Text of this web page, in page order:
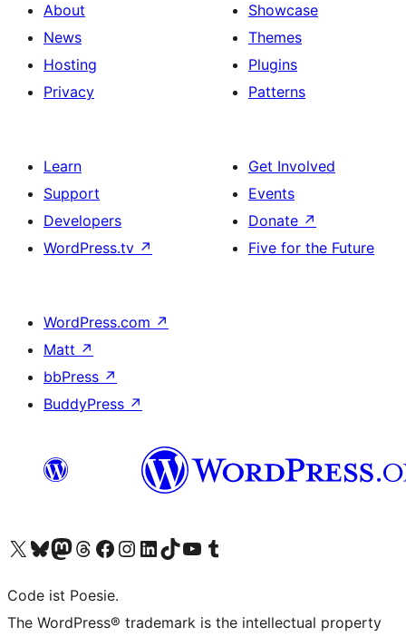
About
News
Hosting
Privacy
Showcase
Themes
Plugins
Patterns
Learn
Support
Developers
WordPress.tv ↗
Get Involved
Events
Donate ↗
Five for the Future
WordPress.com ↗
Matt ↗
bbPress ↗
BuddyPress ↗
Visit our X (formerly Twitter) account
Visit our Bluesky account
Visit our Mastodon account
Visit our Threads account
Visit our Facebook page
Visit our Instagram account
Visit our LinkedIn account
Visit our TikTok account
Visit our YouTube channel
Visit our Tumblr account
Code ist Poesie.
The WordPress® trademark is the intellectual property